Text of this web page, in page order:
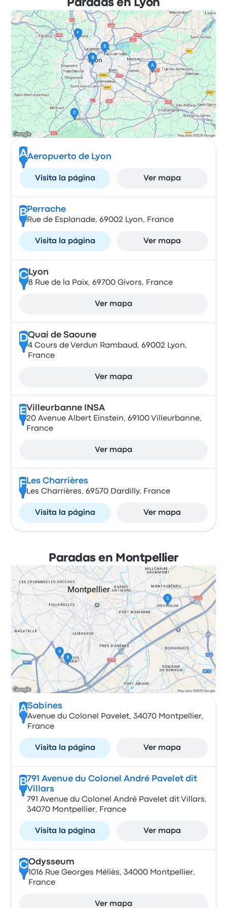
Paradas en Lyon
AAeropuerto de Lyon
Visita la página Ver mapa
B Perrache
Rue de Esplanade, 69002 Lyon, France
Visita la página Ver mapa
CLyon
8 Rue de la Paix, 69700 Givors, France
Ver mapa
DQuai de Saoune
4 Cours de Verdun Rambaud, 69002 Lyon,
France
Ver mapa
EVilleurbanne INSA
20 Avenue Albert Einstein, 69100 Villeurbanne,
France
Ver mapa
F Les Charrières
Les Charrières, 69570 Dardilly, France
Visita la página Ver mapa
Paradas en Montpellier
ASabines
Avenue du Colonel Pavelet, 34070 Montpellier,
France
Visita la página Ver mapa
B791 Avenue du Colonel André Pavelet dit
Villars
791 Avenue du Colonel André Pavelet dit Villars,
34070 Montpellier, France
Visita la página Ver mapa
COdysseum
1016 Rue Georges Méliès, 34000 Montpellier,
France
Ver mapa